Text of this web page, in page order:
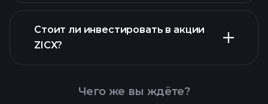
финансовых отчетах ZICX
Стоит ли инвестировать в акции
ZICX?
Чего же вы ждёте?